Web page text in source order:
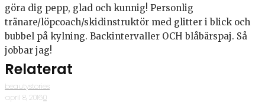
göra dig pepp, glad och kunnig! Personlig
tränare/löpcoach/skidinstruktör med glitter i blick och
bubbel på kylning. Backintervaller OCH blåbärspaj. Så
jobbar jag!
Relaterat
beautystories
·april 8, 2016·0